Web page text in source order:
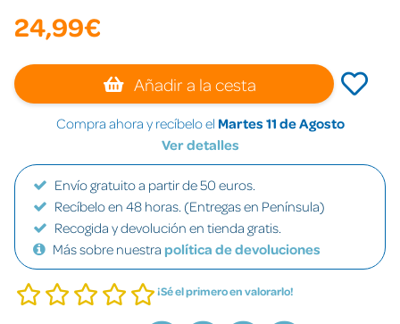
24,99€
Añadir a la cesta
Compra ahora y recíbelo el Martes 11 de Agosto
Ver detalles
Envío gratuito a partir de 50 euros.
Recíbelo en 48 horas. (Entregas en Península)
Recogida y devolución en tienda gratis.
Más sobre nuestra política de devoluciones
¡Sé el primero en valorarlo!